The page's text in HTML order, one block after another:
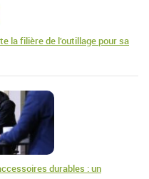
la filière de l’outillage pour sa
durables : un